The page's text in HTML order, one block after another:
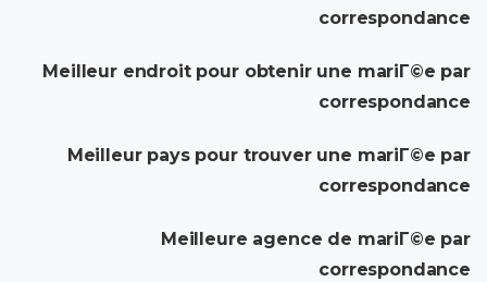
correspondance
Meilleur endroit pour obtenir une mariГ©e par
correspondance
Meilleur pays pour trouver une mariГ©e par
correspondance
Meilleure agence de mariГ©e par
correspondance